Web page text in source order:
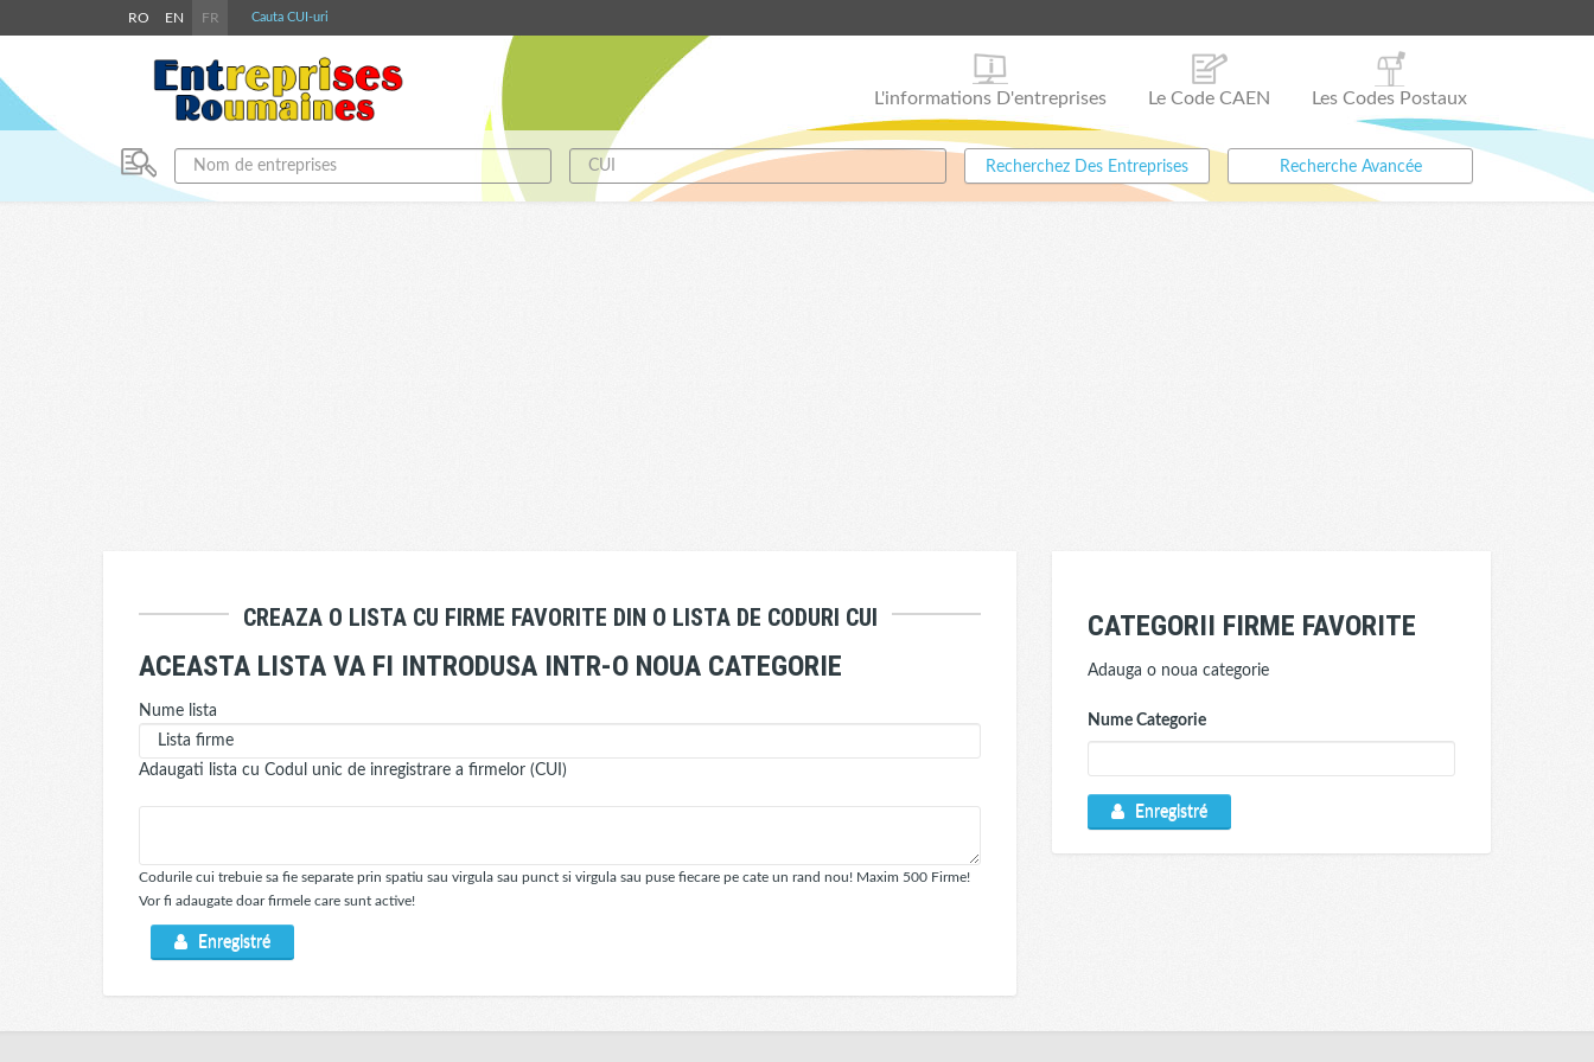
RO EN FR Cauta CUI-uri
L'informations D'entreprises Le Code CAEN Les Codes Postaux
CREAZA O LISTA CU FIRME FAVORITE DIN O LISTA DE CODURI CUI
ACEASTA LISTA VA FI INTRODUSA INTR-O NOUA CATEGORIE
Nume lista
Adaugati lista cu Codul unic de inregistrare a firmelor (CUI)
Codurile cui trebuie sa fie separate prin spatiu sau virgula sau punct si virgula sau puse fiecare pe cate un rand nou! Maxim 500 Firme!
Vor fi adaugate doar firmele care sunt active!
Enregistré
CATEGORII FIRME FAVORITE
Adauga o noua categorie
Nume Categorie
Enregistré